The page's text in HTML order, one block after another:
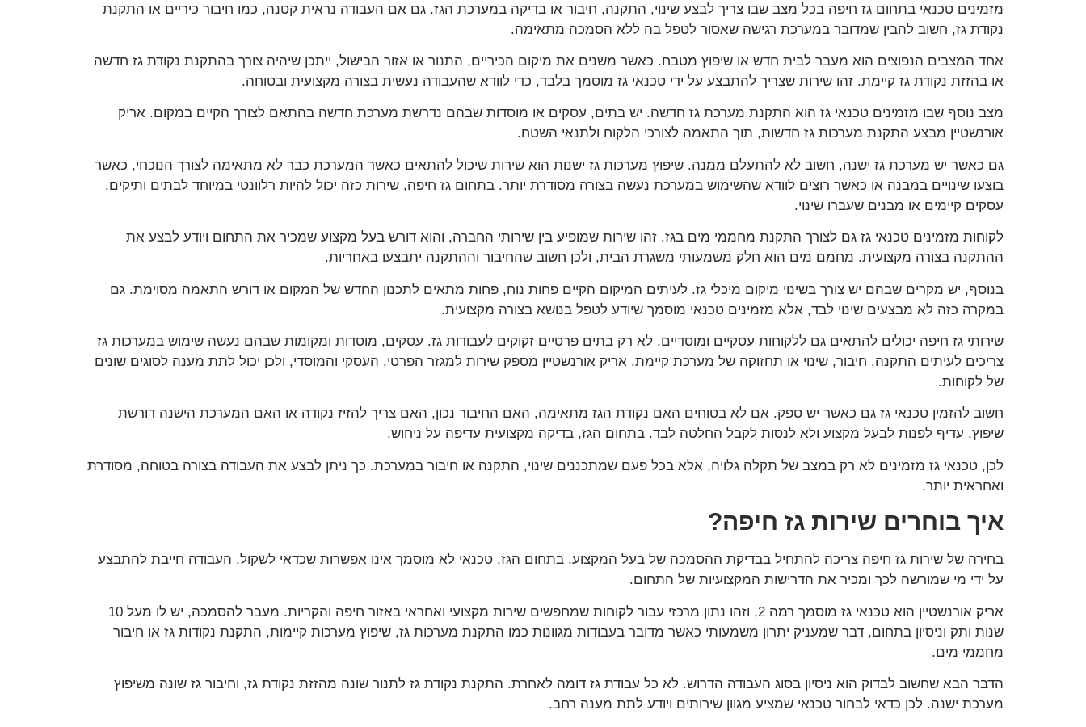
מזמינים טכנאי בתחום גז חיפה בכל מצב שבו צריך לבצע שינוי, התקנה, חיבור או בדיקה במערכת הגז. גם אם העבודה נראית קטנה, כמו חיבור כיריים או התקנת
נקודת גז, חשוב להבין שמדובר במערכת רגישה שאסור לטפל בה ללא הסמכה מתאימה.
אחד המצבים הנפוצים הוא מעבר לבית חדש או שיפוץ מטבח. כאשר משנים את מיקום הכיריים, התנור או אזור הבישול, ייתכן שיהיה צורך בהתקנת נקודת גז חדשה
או בהזזת נקודת גז קיימת. זהו שירות שצריך להתבצע על ידי טכנאי גז מוסמך בלבד, כדי לוודא שהעבודה נעשית בצורה מקצועית ובטוחה.
מצב נוסף שבו מזמינים טכנאי גז הוא התקנת מערכת גז חדשה. יש בתים, עסקים או מוסדות שבהם נדרשת מערכת חדשה בהתאם לצורך הקיים במקום. אריק
אורנשטיין מבצע התקנת מערכות גז חדשות, תוך התאמה לצורכי הלקוח ולתנאי השטח.
גם כאשר יש מערכת גז ישנה, חשוב לא להתעלם ממנה. שיפוץ מערכות גז ישנות הוא שירות שיכול להתאים כאשר המערכת כבר לא מתאימה לצורך הנוכחי, כאשר
בוצעו שינויים במבנה או כאשר רוצים לוודא שהשימוש במערכת נעשה בצורה מסודרת יותר. בתחום גז חיפה, שירות כזה יכול להיות רלוונטי במיוחד לבתים ותיקים,
עסקים קיימים או מבנים שעברו שינוי.
לקוחות מזמינים טכנאי גז גם לצורך התקנת מחממי מים בגז. זהו שירות שמופיע בין שירותי החברה, והוא דורש בעל מקצוע שמכיר את התחום ויודע לבצע את
ההתקנה בצורה מקצועית. מחמם מים הוא חלק משמעותי משגרת הבית, ולכן חשוב שהחיבור וההתקנה יתבצעו באחריות.
בנוסף, יש מקרים שבהם יש צורך בשינוי מיקום מיכלי גז. לעיתים המיקום הקיים פחות נוח, פחות מתאים לתכנון החדש של המקום או דורש התאמה מסוימת. גם
במקרה כזה לא מבצעים שינוי לבד, אלא מזמינים טכנאי מוסמך שיודע לטפל בנושא בצורה מקצועית.
שירותי גז חיפה יכולים להתאים גם ללקוחות עסקיים ומוסדיים. לא רק בתים פרטיים זקוקים לעבודות גז. עסקים, מוסדות ומקומות שבהם נעשה שימוש במערכות גז
צריכים לעיתים התקנה, חיבור, שינוי או תחזוקה של מערכת קיימת. אריק אורנשטיין מספק שירות למגזר הפרטי, העסקי והמוסדי, ולכן יכול לתת מענה לסוגים שונים
של לקוחות.
חשוב להזמין טכנאי גז גם כאשר יש ספק. אם לא בטוחים האם נקודת הגז מתאימה, האם החיבור נכון, האם צריך להזיז נקודה או האם המערכת הישנה דורשת
שיפוץ, עדיף לפנות לבעל מקצוע ולא לנסות לקבל החלטה לבד. בתחום הגז, בדיקה מקצועית עדיפה על ניחוש.
לכן, טכנאי גז מזמינים לא רק במצב של תקלה גלויה, אלא בכל פעם שמתכננים שינוי, התקנה או חיבור במערכת. כך ניתן לבצע את העבודה בצורה בטוחה, מסודרת
ואחראית יותר.
איך בוחרים שירות גז חיפה?
בחירה של שירות גז חיפה צריכה להתחיל בבדיקת ההסמכה של בעל המקצוע. בתחום הגז, טכנאי לא מוסמך אינו אפשרות שכדאי לשקול. העבודה חייבת להתבצע
על ידי מי שמורשה לכך ומכיר את הדרישות המקצועיות של התחום.
אריק אורנשטיין הוא טכנאי גז מוסמך רמה 2, וזהו נתון מרכזי עבור לקוחות שמחפשים שירות מקצועי ואחראי באזור חיפה והקריות. מעבר להסמכה, יש לו מעל 10
שנות ותק וניסיון בתחום, דבר שמעניק יתרון משמעותי כאשר מדובר בעבודות מגוונות כמו התקנת מערכות גז, שיפוץ מערכות קיימות, התקנת נקודות גז או חיבור
מחממי מים.
הדבר הבא שחשוב לבדוק הוא ניסיון בסוג העבודה הדרוש. לא כל עבודת גז דומה לאחרת. התקנת נקודת גז לתנור שונה מהזזת נקודת גז, וחיבור גז שונה משיפוץ
מערכת ישנה. לכן כדאי לבחור טכנאי שמציע מגוון שירותים ויודע לתת מענה רחב.